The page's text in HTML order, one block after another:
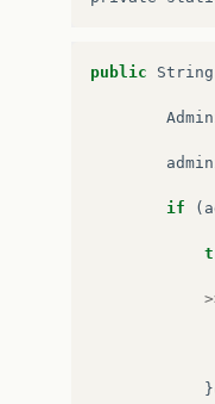
public String
if (
}